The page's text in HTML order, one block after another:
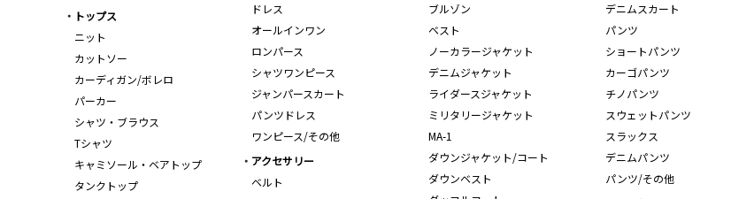
トップス
ニット
カットソー
カーディガン/ボレロ
パーカー
シャツ・ブラウス
Tシャツ
キャミソール・ベアトップ
タンクトップ
ドレス
オールインワン
ロンパース
シャツワンピース
ジャンパースカート
パンツドレス
ワンピース/その他
ブルゾン
ベスト
ノーカラージャケット
デニムジャケット
ライダースジャケット
ミリタリージャケット
MA-1
ダウンジャケット/コート
ダウンベスト
デニムスカート
パンツ
ショートパンツ
カーゴパンツ
チノパンツ
スウェットパンツ
スラックス
デニムパンツ
パンツ/その他
アクセサリー
ベルト